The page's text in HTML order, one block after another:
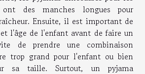
des manches longues pour
Ensuite, il est important de
l'âge de l'enfant avant de faire un
de prendre une combinaison
trop grand pour l'enfant ou bien
sa taille. Surtout, un pyjama